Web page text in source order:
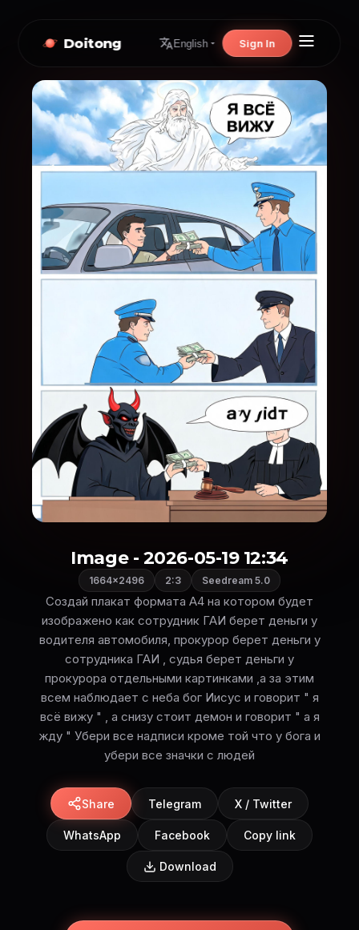
Doitong English Sign In
Image - 2026-05-19 12:34
1664×2496 2:3 Seedream 5.0
Создай плакат формата А4 на котором будет
изображено как сотрудник ГАИ берет деньги у
водителя автомобиля, прокурор берет деньги у
сотрудника ГАИ , судья берет деньги у
прокурора отдельными картинками ,а за этим
всем наблюдает с неба бог Иисус и говорит " я
всё вижу " , а снизу стоит демон и говорит " а я
жду " Убери все надписи кроме той что у бога и
убери все значки с людей
Share Telegram X / Twitter
WhatsApp Facebook Copy link
Download